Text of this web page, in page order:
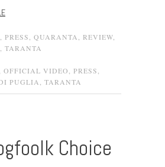
PRESS QUARANTA REVIEW
TARANTA
OFFICIAL VIDEO PRESS
PUGLIA
TARANTA
Choice